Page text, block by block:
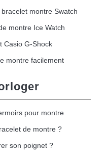
montre Swatch
montre Ice Watch
Casio G-Shock
montre facilement
pour montre
de montre ?
son poignet ?